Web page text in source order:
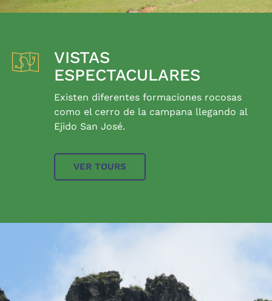
VISTAS
ESPECTACULARES
Existen diferentes formaciones rocosas
como el cerro de la campana llegando al
Ejido San José.
VER TOURS